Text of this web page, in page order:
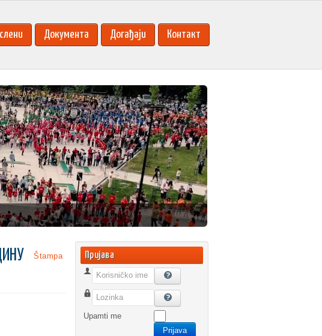
Документа Догађаји Контакт
Štampa Пријава
Korisničko ime
Lozinka
Upamti me
Prijava